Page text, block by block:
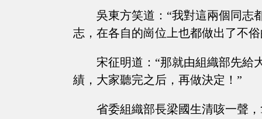
吳東方笑道：“我對這兩個同志
志，在各自的崗位上也都做出了不
宋征明道：“那就由組織部先給
績，大家聽完之后，再做決定！”
省委組織部長梁國生清咳一聲